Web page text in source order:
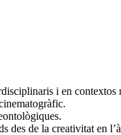
i en
des de la creativitat en